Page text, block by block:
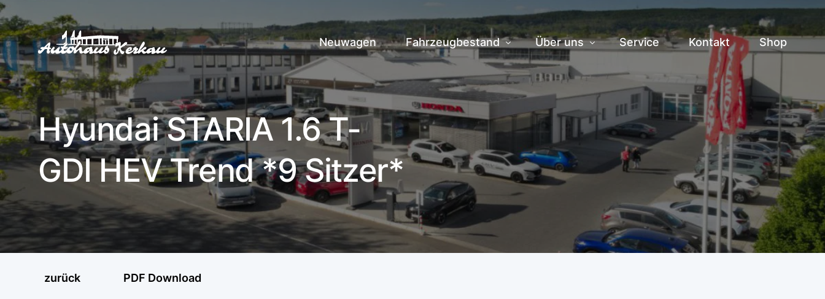
Neuwagen Fahrzeugbestand
Fahrzeuge vor Ort
Zentrallager
Über uns
Historie
Veranstaltungen
Jobs
Service Kontakt Shop
Hyundai STARIA 1.6 T-
GDI HEV Trend *9 Sitzer*
zurück PDF Download